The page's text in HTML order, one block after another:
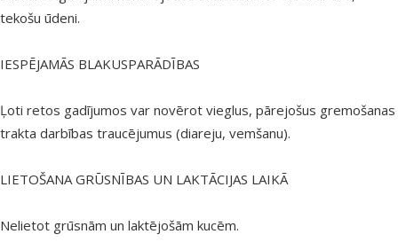
tekošu ūdeni.
IESPĒJAMĀS BLAKUSPARĀDĪBAS
Ļoti retos gadījumos var novērot vieglus, pārejošus gremošanas
trakta darbības traucējumus (diareju, vemšanu).
LIETOŠANA GRŪSNĪBAS UN LAKTĀCIJAS LAIKĀ
Nelietot grūsnām un laktējošām kucēm.